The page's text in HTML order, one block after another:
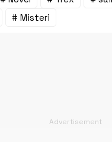
# Misteri